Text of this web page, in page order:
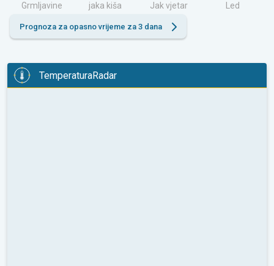
Grmljavine jaka kiša Jak vjetar Led
Prognoza za opasno vrijeme za 3 dana
TemperaturaRadar